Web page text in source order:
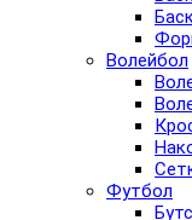
Волейбол
Футбол